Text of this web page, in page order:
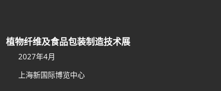
植物纤维及食品包装制造技术展
2027年4月
上海新国际博览中心